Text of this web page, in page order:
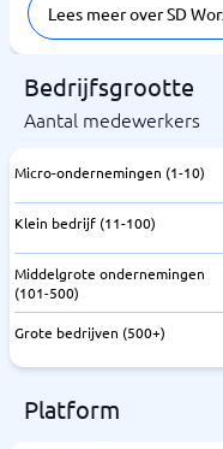
Lees meer over SD
Bedrijfsgrootte
Aantal medewerkers
Micro-ondernemingen (1-10)
Klein bedrijf (11-100)
Middelgrote ondernemingen
(101-500)
Grote bedrijven (500+)
Platform